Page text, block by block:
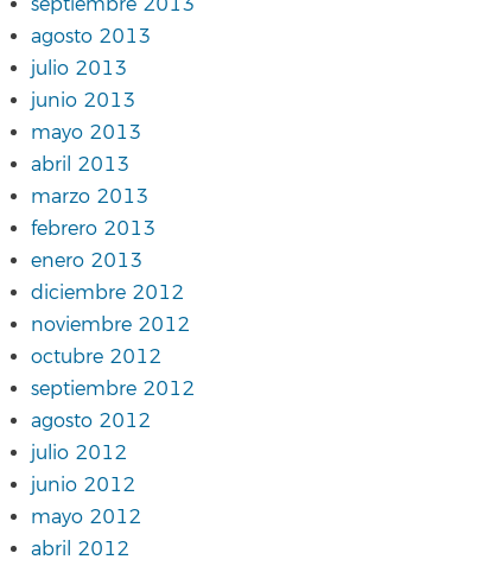
septiembre 2013
agosto 2013
julio 2013
junio 2013
mayo 2013
abril 2013
marzo 2013
febrero 2013
enero 2013
diciembre 2012
noviembre 2012
octubre 2012
septiembre 2012
agosto 2012
julio 2012
junio 2012
mayo 2012
abril 2012